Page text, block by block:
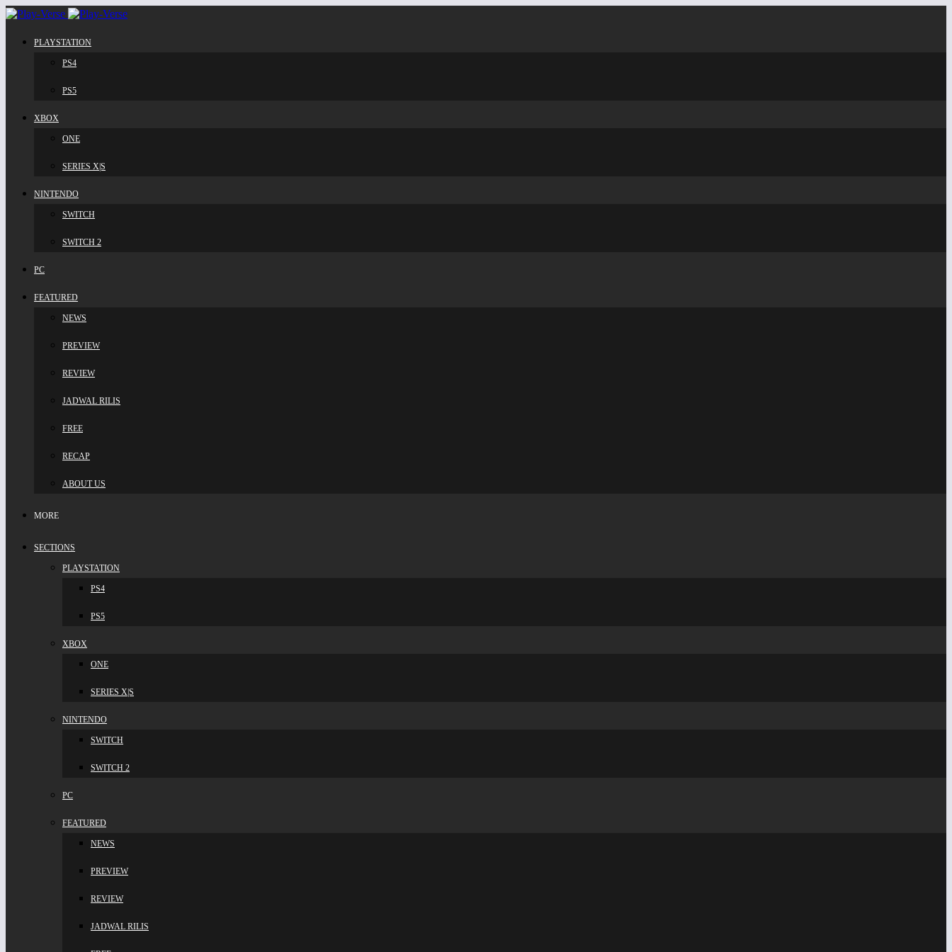
PLAYSTATION
PS4
PS5
XBOX
ONE
SERIES X|S
NINTENDO
SWITCH
SWITCH 2
PC
FEATURED
NEWS
PREVIEW
REVIEW
JADWAL RILIS
FREE
RECAP
ABOUT US
MORE
SECTIONS
PLAYSTATION
PS4
PS5
XBOX
ONE
SERIES X|S
NINTENDO
SWITCH
SWITCH 2
PC
FEATURED
NEWS
PREVIEW
REVIEW
JADWAL RILIS